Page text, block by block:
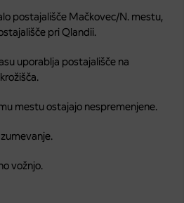
postajališče Mačkovec/N. mestu,
pri Qlandii.
uporablja postajališče na
mestu ostajajo nespremenjene.
vožnjo.